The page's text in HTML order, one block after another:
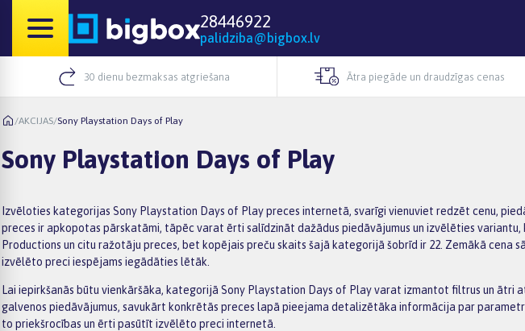
28446922
palidziba@bigbox.lv
30 dienu bezmaksas atgriešana Ātra piegāde un draudzīgas cenas
/AKCIJAS/Sony Playstation Days of Play
Sony Playstation Days of Play
Izvēloties kategorijas Sony Playstation Days of Play preces internetā, svarīgi vienuviet redzēt cenu,
preces ir apkopotas pārskatāmi, tāpēc varat ērti salīdzināt dažādus piedāvājumus un izvēlēties
Productions un citu ražotāju preces, bet kopējais preču skaits šajā kategorijā šobrīd ir 22. Zemākā
izvēlēto preci iespējams iegādāties lētāk.
Lai iepirkšanās būtu vienkāršāka, kategorijā Sony Playstation Days of Play varat izmantot filtrus un
galvenos piedāvājumus, savukārt konkrētās preces lapā pieejama detalizētāka informācija par
to priekšrocības un ērti pasūtīt izvēlēto preci internetā.